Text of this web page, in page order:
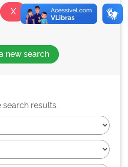
new search
search results.